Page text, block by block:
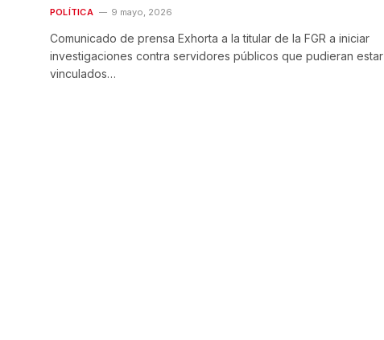
POLÍTICA 9 mayo, 2026
Comunicado de prensa Exhorta a la titular de la FGR a iniciar
investigaciones contra servidores públicos que pudieran estar
vinculados…